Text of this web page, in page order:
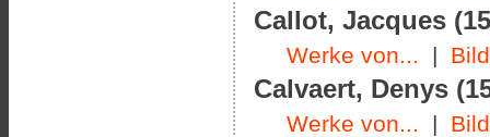
Callot, Jacques
Werke von... |
Calvaert, Denys
Werke von... |